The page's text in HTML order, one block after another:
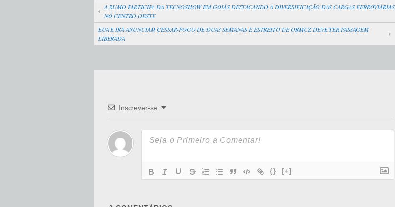
A RUMO PARTICIPA DA TECNOSHOW EM GOIÁS DESTACANDO A DIVERSIFICAÇÃO DAS CARGAS FERROVIÁRIAS
NO CENTRO OESTE
EUA E IRÃ ANUNCIAM CESSAR-FOGO DE DUAS SEMANAS E ESTREITO DE ORMUZ DEVE TER PASSAGEM
LIBERADA
Inscrever-se
{} [+]